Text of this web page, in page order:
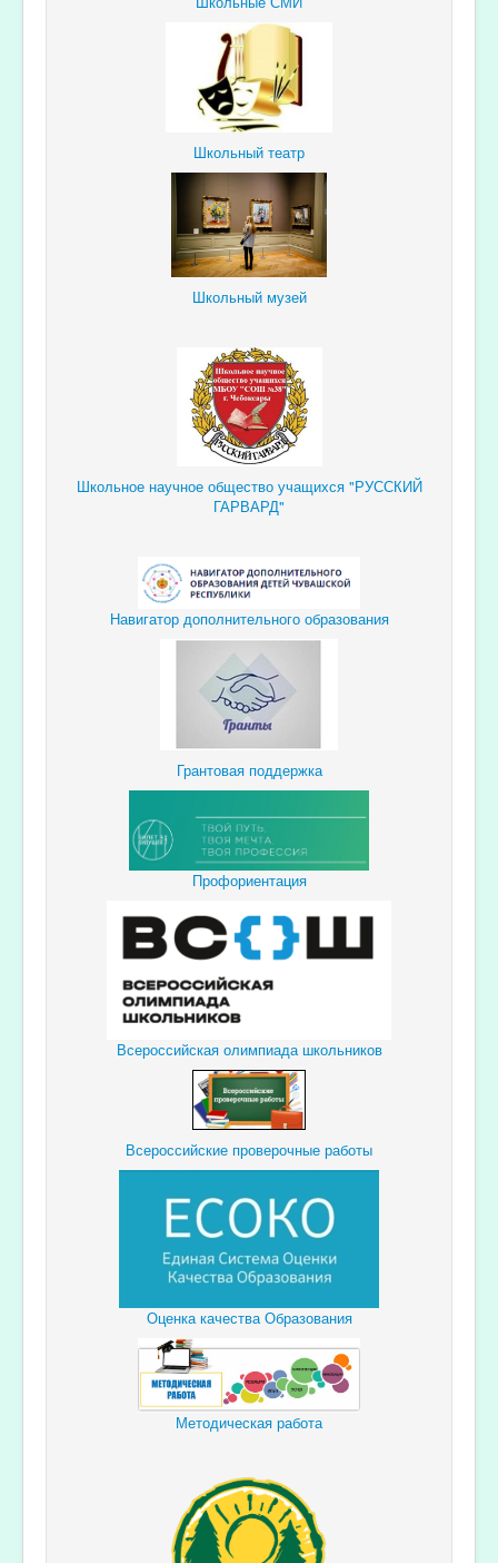
Школьный театр
Школьный музей
Школьное научное общество учащихся "РУССКИЙ
ГАРВАРД"
Навигатор дополнительного образования
Грантовая поддержка
Профориентация
Всероссийская олимпиада школьников
Всероссийские проверочные работы
Оценка качества Образования
Методическая работа